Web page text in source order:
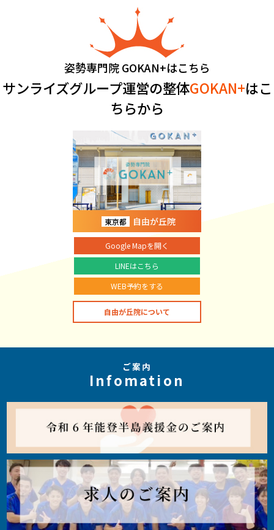
姿勢専門院 GOKAN+はこちら
サンライズグループ運営の整体GOKAN+はこ
ちらから
東京都 自由が丘院
Google Mapを開く
LINEはこちら
WEB予約をする
自由が丘院について
ご案内
Infomation